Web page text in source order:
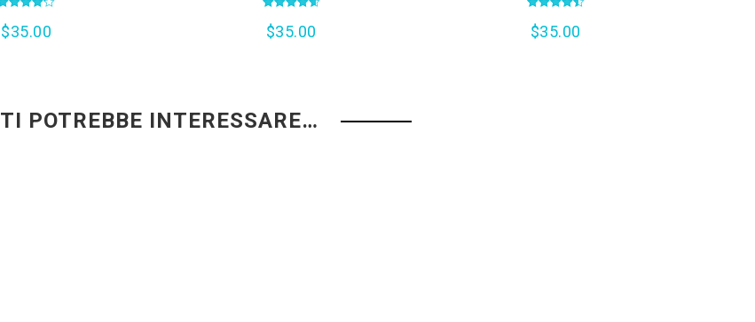
$35.00
4.17
su 5
$35.00
4.67
su 5
$35.00
4.50
su 5
TI POTREBBE INTERESSARE…